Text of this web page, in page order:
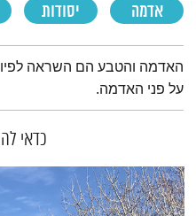
אדמה יסודות
תמצית הפודקאסט
האדמה והטבע הם השראה
על פני האדמה.
כדאי